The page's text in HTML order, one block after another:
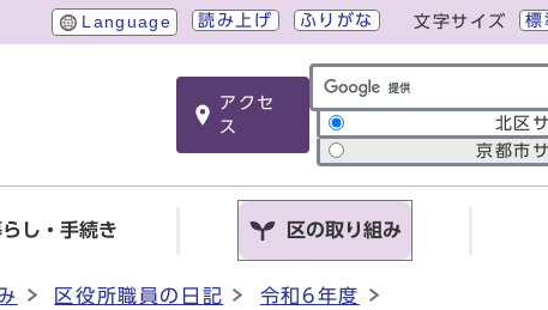
Language 読み上げ ふりがな 文字サイズ 標
アクセ
ス
サイト内検索の範囲
北区
京都市
し・手続き 区の取り組み
区役所職員の日記 令和6年度